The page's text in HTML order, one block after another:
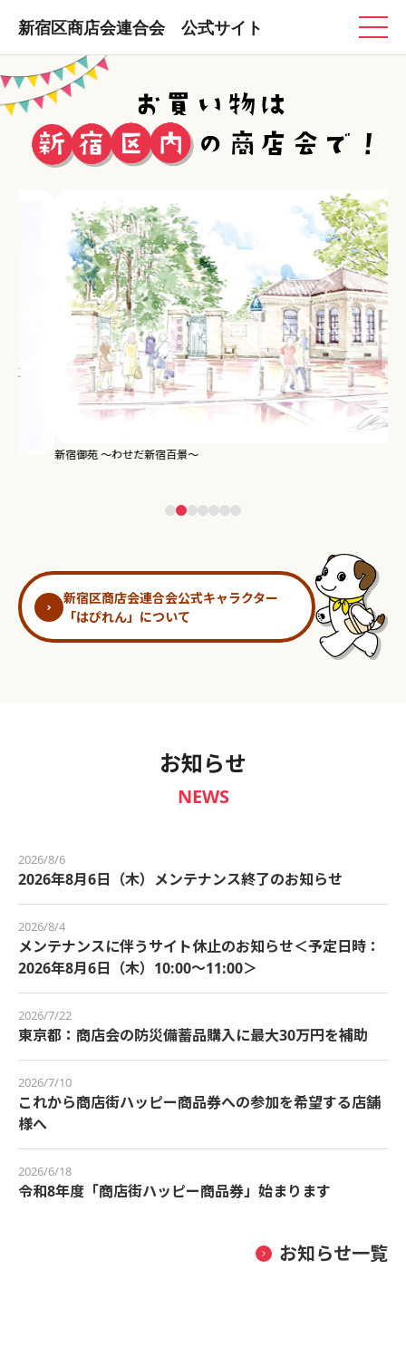
新宿区商店会連合会 公式サイト
新宿御苑 ～わせだ新宿百景～
新宿区商店会連合会公式キャラクター
「はぴれん」について
お知らせ
NEWS
2026/8/6
2026年8月6日（木）メンテナンス終了のお知らせ
2026/8/4
メンテナンスに伴うサイト休止のお知らせ＜予定日時：
2026年8月6日（木）10:00～11:00＞
2026/7/22
東京都：商店会の防災備蓄品購入に最大30万円を補助
2026/7/10
これから商店街ハッピー商品券への参加を希望する店舗
様へ
2026/6/18
令和8年度「商店街ハッピー商品券」始まります
お知らせ一覧